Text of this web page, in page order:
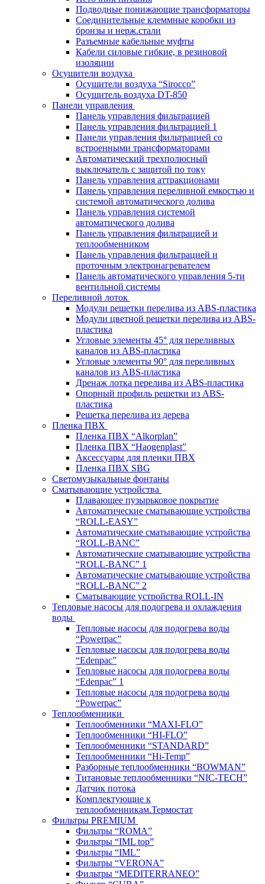
Подводные понижающие трансформаторы
Соединительные клеммные коробки из
бронзы и нерж.стали
Разъемные кабельные муфты
Кабели силовые гибкие, в резиновой
изоляции
Осушители воздуха
Осушители воздуха “Sirocco”
Осушитель воздуха DT-850
Панели управления
Панель управления фильтрацией
Панель управления фильтрацией 1
Панели управления фильтрацией cо
встроенными трансформаторами
Автоматический трехполюсный
выключатель с защитой по току
Панель управления аттракционами
Панель управления переливной емкостью и
системой автоматического долива
Панель управления системой
автоматического долива
Панель управления фильтрацией и
теплообменником
Панель управления фильтрацией и
проточным электронагревателем
Панель автоматического управления 5-ти
вентильной системы
Переливной лоток
Модули решетки перелива из ABS-пластика
Модули цветной решетки перелива из ABS-
пластика
Угловые элементы 45° для переливных
каналов из ABS-пластика
Угловые элементы 90° для переливных
каналов из ABS-пластика
Дренаж лотка перелива из ABS-пластика
Опорный профиль решетки из ABS-
пластика
Решетка перелива из дерева
Пленка ПВХ
Пленка ПВХ “Alkorplan”
Пленка ПВХ “Haogenplast”
Аксессуары для пленки ПВХ
Пленка ПВХ SBG
Светомузыкальные фонтаны
Сматывающие устройства
Плавающее пузырьковое покрытие
Автоматические сматывающие устройства
“ROLL-EASY”
Автоматические сматывающие устройства
“ROLL-BANC”
Автоматические сматывающие устройства
“ROLL-BANC” 1
Автоматические сматывающие устройства
“ROLL-BANC” 2
Сматывающие устройства ROLL-IN
Тепловые насосы для подогрева и охлаждения
воды
Тепловые насосы для подогрева воды
“Powerpac”
Тепловые насосы для подогрева воды
“Edenpac”
Тепловые насосы для подогрева воды
“Edenpac” 1
Тепловые насосы для подогрева воды
“Powerpac”
Теплообменники
Теплообменники “MAXI-FLO”
Теплообменники “HI-FLO”
Теплообменники “STANDARD”
Теплообменники “Hi-Temp”
Разборные теплообменники “BOWMAN”
Титановые теплообменники “NIC-TECH”
Датчик потока
Комплектующие к
теплообменникам.Термостат
Фильтры PREMIUM
Фильтры “ROMA”
Фильтры “IML top”
Фильтры “IML”
Фильтры “VERONA”
Фильтры “MEDITERRANEO”